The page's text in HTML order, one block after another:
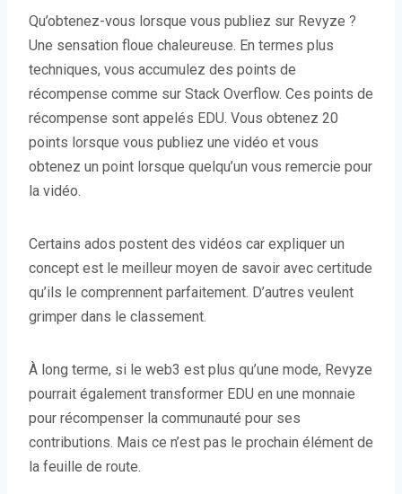
Qu’obtenez-vous lorsque vous publiez sur Revyze ?
Une sensation floue chaleureuse. En termes plus
techniques, vous accumulez des points de
récompense comme sur Stack Overflow. Ces points de
récompense sont appelés EDU. Vous obtenez 20
points lorsque vous publiez une vidéo et vous
obtenez un point lorsque quelqu’un vous remercie pour
la vidéo.
Certains ados postent des vidéos car expliquer un
concept est le meilleur moyen de savoir avec certitude
qu’ils le comprennent parfaitement. D’autres veulent
grimper dans le classement.
À long terme, si le web3 est plus qu’une mode, Revyze
pourrait également transformer EDU en une monnaie
pour récompenser la communauté pour ses
contributions. Mais ce n’est pas le prochain élément de
la feuille de route.